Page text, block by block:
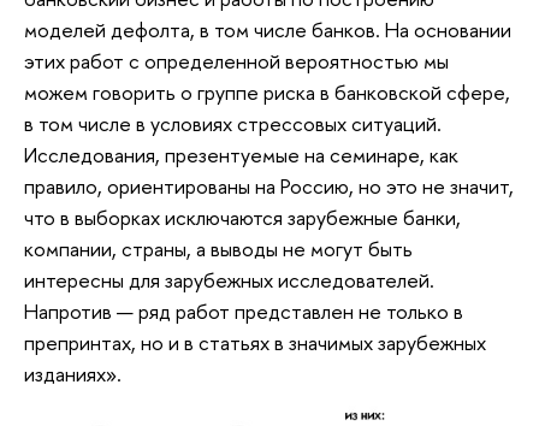
моделей дефолта, в том числе банков. На основании
этих работ с определенной вероятностью мы
можем говорить о группе риска в банковской сфере,
в том числе в условиях стрессовых ситуаций.
Исследования, презентуемые на семинаре, как
правило, ориентированы на Россию, но это не значит,
что в выборках исключаются зарубежные банки,
компании, страны, а выводы не могут быть
интересны для зарубежных исследователей.
Напротив — ряд работ представлен не только в
препринтах, но и в статьях в значимых зарубежных
изданиях».